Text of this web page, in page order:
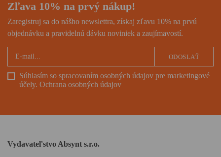
Zľava 10% na prvý nákup!
Zaregistruj sa do nášho newslettra, získaj zľavu 10% na prvú
objednávku a pravidelnú dávku noviniek a zaujímavostí.
Súhlasím so spracovaním osobných údajov pre marketingové
účely. Ochrana osobných údajov
ODOSLAŤ
Vydavateľstvo Absynt s.r.o.